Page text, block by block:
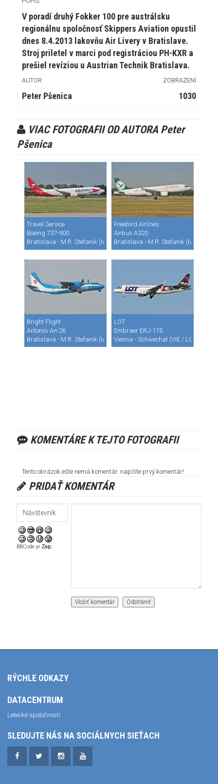
V poradí druhý Fokker 100 pre austrálsku
regionálnu spoločnosť Skippers Aviation opustil
dnes 8.4.2013 lakovňu Air Livery v Bratislave.
Stroj priletel v marci pod registráciou PH-KXR a
prešiel revíziou u Austrian Technik Bratislava.
AUTOR ZOBRAZENÍ
Peter Pšenica 1030
VIAC FOTOGRAFII OD AUTORA Peter
Pšenica
Travel Service
Boeing 737-900
Bratislava - M.R. Stefanik (Ivanka) (BTS / LZIB)
Freebird Airlines
Airbus A320
Bratislava - M.R. Stefanik (Ivanka)
Bright Flight
Antonov An-26
Bratislava - M.R. Stefanik (Ivanka) (BTS / LZIB)
LOT
Embraer ERJ-175
Vienna - Schwechat (VIE / LOWW)
KOMENTÁRE K TEJTO FOTOGRAFII
Tento obrázok ešte nemá komentár. napíšte prvý komentár!
PRIDAŤ KOMENTÁR
BBCode je Zap.
RÝCHLE ODKAZY
DATACENTRUM
Letecké spoločnosti
SLEDUJTE NÁS NA SOCIÁLNYCH SIEŤACH